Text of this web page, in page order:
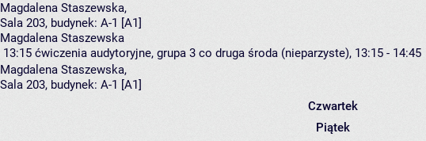
Magdalena Staszewska,
Sala 203, budynek: A-1 [A1]
Magdalena Staszewska
13:15 ćwiczenia audytoryjne, grupa 3 co druga środa (nieparzyste), 13:15 - 14:45
Magdalena Staszewska,
Sala 203, budynek: A-1 [A1]
Czwartek
Piątek